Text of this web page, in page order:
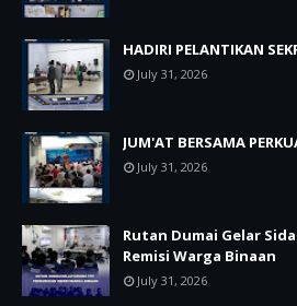
HADIRI PELANTIKAN
July 31, 2026
JUM'AT BERSAMA
July 31, 2026
Rutan Dumai Gelar
Remisi Warga Binaan
July 31, 2026